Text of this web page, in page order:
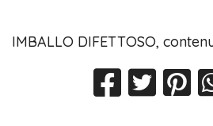
IMBALLO DIFETTOSO,